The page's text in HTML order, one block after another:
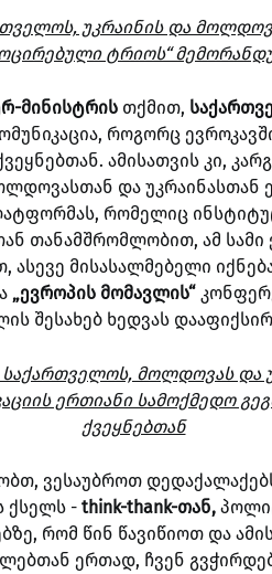
უკრაინის და
ტრიოს“
მინისტრის თქმით,
როგორც
ამისათვის კი,
და უკრაინასთან
რომელიც
თანამშრომლობით, ამ სამი
ასევე მისასალმებელი
„ევროპის მომავლის“
შესახებ ხედვას
საქართველოს, მოლდოვას და
ერთიანი სამოქმედო
ქვეყნებთან
ვესაუბროთ
ქსელს - think-thank-თან,
რომ წინ წავიწიოთ და
ერთად, ჩვენ